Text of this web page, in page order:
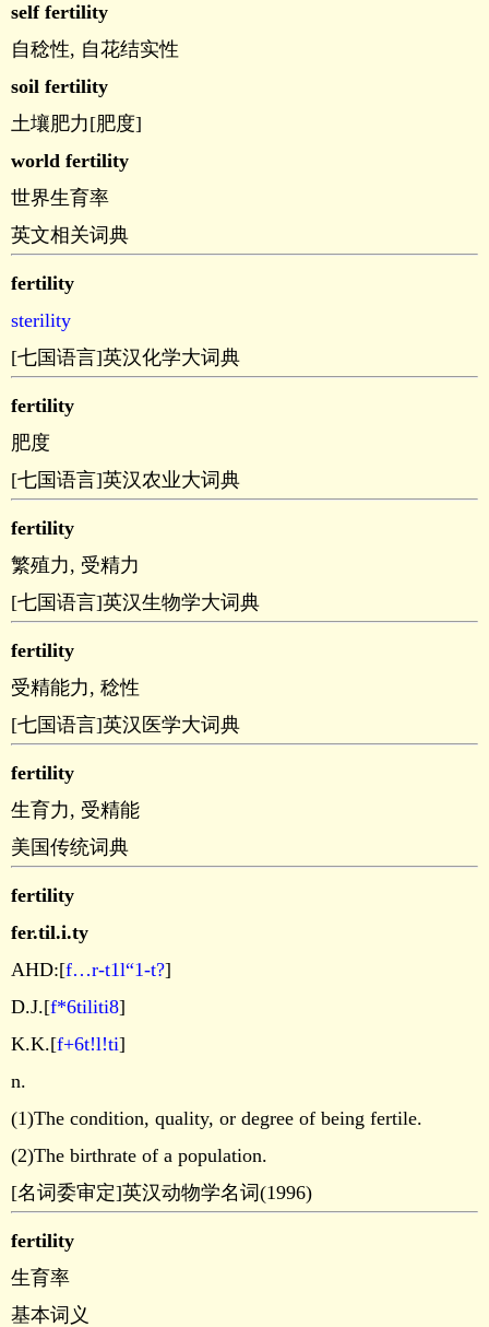
self fertility
自稔性, 自花结实性
soil fertility
土壤肥力[肥度]
world fertility
世界生育率
英文相关词典
fertility
sterility
[七国语言]英汉化学大词典
fertility
肥度
[七国语言]英汉农业大词典
fertility
繁殖力, 受精力
[七国语言]英汉生物学大词典
fertility
受精能力, 稔性
[七国语言]英汉医学大词典
fertility
生育力, 受精能
美国传统词典
fertility
fer.til.i.ty
AHD:[f…r-t1l“1-t?]
D.J.[f*6tiliti8]
K.K.[f+6t!l!ti]
n.
(1)The condition, quality, or degree of being fertile.
(2)The birthrate of a population.
[名词委审定]英汉动物学名词(1996)
fertility
生育率
基本词义